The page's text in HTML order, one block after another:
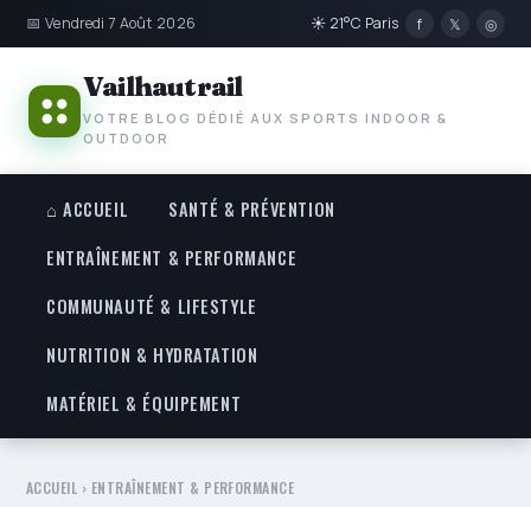
📅 Vendredi 7 Août 2026 ☀ 21°C Paris f 𝕏 ◎
Vailhautrail
VOTRE BLOG DÉDIÉ AUX SPORTS INDOOR &
OUTDOOR
⌂ ACCUEIL
SANTÉ & PRÉVENTION
ENTRAÎNEMENT & PERFORMANCE
COMMUNAUTÉ & LIFESTYLE
NUTRITION & HYDRATATION
MATÉRIEL & ÉQUIPEMENT
ACCUEIL › ENTRAÎNEMENT & PERFORMANCE